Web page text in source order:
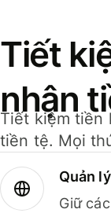
Tiết
nhận
Tiết kiệm tiền
tiền tệ. Mọi
Quản
Giữ